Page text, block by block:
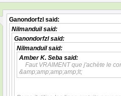
Ganondorfzl said:
Nilmanduilsaid:
Ganondorfzlsaid:
Nilmanduilsaid:
Amber K. Seba said:
Faut VRAIMENT que j'achète le
&amp;amp;amp;amp;lt;